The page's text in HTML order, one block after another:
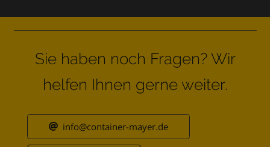
Sie haben noch Fragen? Wir
helfen Ihnen gerne weiter.
info@container-mayer.de